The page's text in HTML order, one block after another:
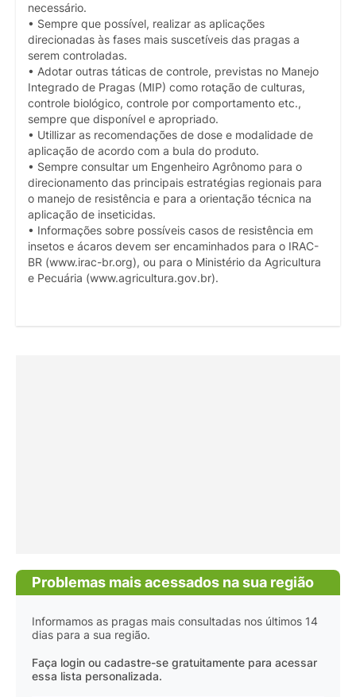
necessário.
• Sempre que possível, realizar as aplicações
direcionadas às fases mais suscetíveis das pragas a
serem controladas.
• Adotar outras táticas de controle, previstas no Manejo
Integrado de Pragas (MIP) como rotação de culturas,
controle biológico, controle por comportamento etc.,
sempre que disponível e apropriado.
• Utillizar as recomendações de dose e modalidade de
aplicação de acordo com a bula do produto.
• Sempre consultar um Engenheiro Agrônomo para o
direcionamento das principais estratégias regionais para
o manejo de resistência e para a orientação técnica na
aplicação de inseticidas.
• Informações sobre possíveis casos de resistência em
insetos e ácaros devem ser encaminhados para o IRAC-
BR (www.irac-br.org), ou para o Ministério da Agricultura
e Pecuária (www.agricultura.gov.br).
Problemas mais acessados na sua região
Informamos as pragas mais consultadas nos últimos 14
dias para a sua região.
Faça login ou cadastre-se gratuitamente para acessar
essa lista personalizada.